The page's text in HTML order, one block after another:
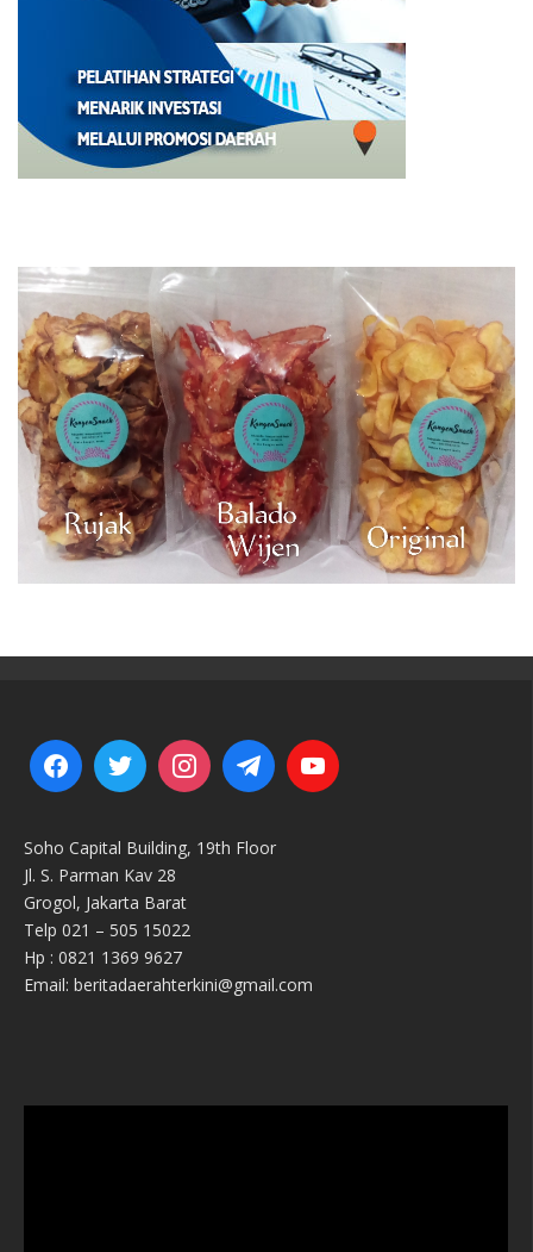
Soho Capital Building, 19th Floor
Jl. S. Parman Kav 28
Grogol, Jakarta Barat
Telp 021 – 505 15022
Hp : 0821 1369 9627
Email: beritadaerahterkini@gmail.com